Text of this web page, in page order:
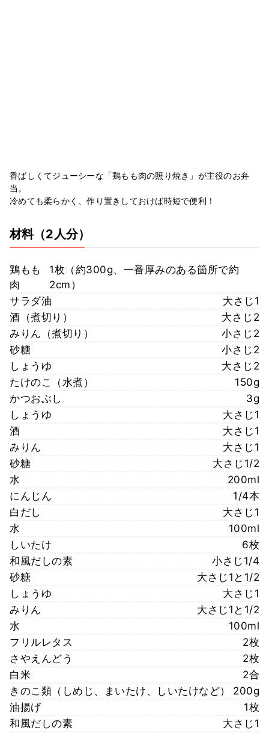
香ばしくてジューシーな「鶏もも肉の照り焼き」が主役のお弁
当。
冷めても柔らかく、作り置きしておけば時短で便利！
材料（2人分）
鶏もも
肉
1枚（約300g、一番厚みのある箇所で約
2cm）
サラダ油
大さじ1
酒（煮切り）
大さじ2
みりん（煮切り）
小さじ2
砂糖
小さじ2
しょうゆ
大さじ2
たけのこ（水煮）
150g
かつおぶし
3g
しょうゆ
大さじ1
酒
大さじ1
みりん
大さじ1
砂糖
大さじ1/2
水
200ml
にんじん
1/4本
白だし
大さじ1
水
100ml
しいたけ
6枚
和風だしの素
小さじ1/4
砂糖
大さじ1と1/2
しょうゆ
大さじ1
みりん
大さじ1と1/2
水
100ml
フリルレタス
2枚
さやえんどう
2枚
白米
2合
きのこ類（しめじ、まいたけ、しいたけなど）
200g
油揚げ
1枚
和風だしの素
大さじ1